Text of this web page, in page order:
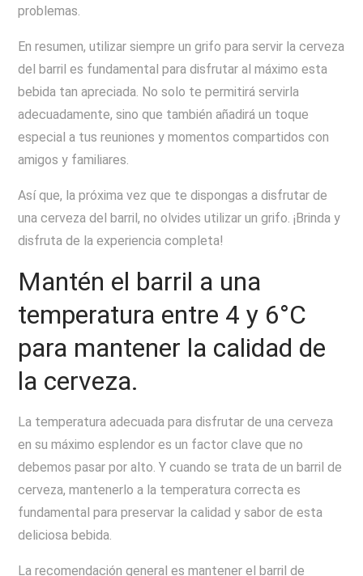
problemas.
En resumen, utilizar siempre un grifo para servir la cerveza
del barril es fundamental para disfrutar al máximo esta
bebida tan apreciada. No solo te permitirá servirla
adecuadamente, sino que también añadirá un toque
especial a tus reuniones y momentos compartidos con
amigos y familiares.
Así que, la próxima vez que te dispongas a disfrutar de
una cerveza del barril, no olvides utilizar un grifo. ¡Brinda y
disfruta de la experiencia completa!
Mantén el barril a una
temperatura entre 4 y 6°C
para mantener la calidad de
la cerveza.
La temperatura adecuada para disfrutar de una cerveza
en su máximo esplendor es un factor clave que no
debemos pasar por alto. Y cuando se trata de un barril de
cerveza, mantenerlo a la temperatura correcta es
fundamental para preservar la calidad y sabor de esta
deliciosa bebida.
La recomendación general es mantener el barril de